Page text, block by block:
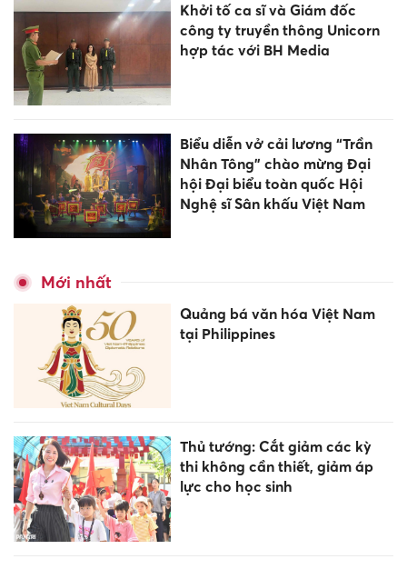
Khởi tố ca sĩ và Giám đốc
công ty truyền thông Unicorn
hợp tác với BH Media
Biểu diễn vở cải lương “Trần
Nhân Tông” chào mừng Đại
hội Đại biểu toàn quốc Hội
Nghệ sĩ Sân khấu Việt Nam
Mới nhất
Quảng bá văn hóa Việt Nam
tại Philippines
Thủ tướng: Cắt giảm các kỳ
thi không cần thiết, giảm áp
lực cho học sinh